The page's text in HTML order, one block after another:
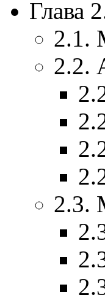
Глава
2.1.
2.2.
2.3.